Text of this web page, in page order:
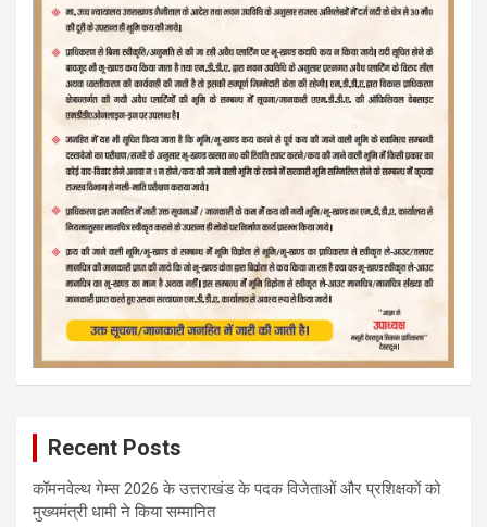
Recent Posts
कॉमनवेल्थ गेम्स 2026 के उत्तराखंड के पदक विजेताओं और प्रशिक्षकों को
मुख्यमंत्री धामी ने किया सम्मानित